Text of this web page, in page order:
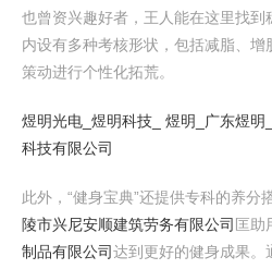
也曾资兴趣好者，王人能在这里找
内设有多种考核形状，包括减脂、增
策动进行个性化拓荒。
煜明光电_煜明科技_ 煜明_广东煜
科技有限公司
此外，“健身宝典”还提供专科的养分
陵市兴尼安顺建筑劳务有限公司 匡助
制品有限公司达到更好的健身成果。